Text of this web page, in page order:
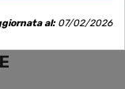
al:07/02/2026